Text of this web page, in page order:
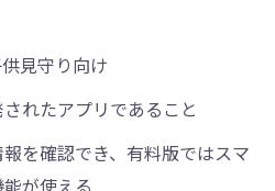
見守り向け
れたアプリであること
を確認でき、有料版ではスマ
が使える